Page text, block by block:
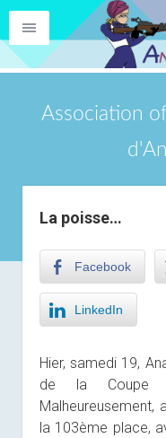
Association
La poisse…
Facebook
LinkedIn
Hier, samedi 19,
de la Coupe
Malheureusement,
la 103ème place,